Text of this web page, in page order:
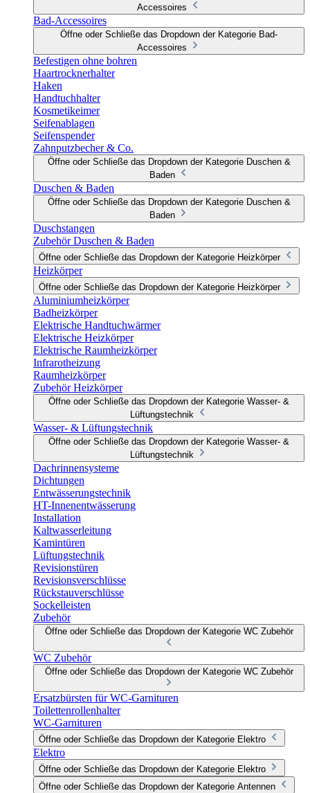
Accessoires
Bad-Accessoires
Öffne oder Schließe das Dropdown der Kategorie Bad-
Accessoires
Befestigen ohne bohren
Haartrocknerhalter
Haken
Handtuchhalter
Kosmetikeimer
Seifenablagen
Seifenspender
Zahnputzbecher & Co.
Öffne oder Schließe das Dropdown der Kategorie Duschen &
Baden
Duschen & Baden
Öffne oder Schließe das Dropdown der Kategorie Duschen &
Baden
Duschstangen
Zubehör Duschen & Baden
Öffne oder Schließe das Dropdown der Kategorie Heizkörper
Heizkörper
Öffne oder Schließe das Dropdown der Kategorie Heizkörper
Aluminiumheizkörper
Badheizkörper
Elektrische Handtuchwärmer
Elektrische Heizkörper
Elektrische Raumheizkörper
Infrarotheizung
Raumheizkörper
Zubehör Heizkörper
Öffne oder Schließe das Dropdown der Kategorie Wasser- &
Lüftungstechnik
Wasser- & Lüftungstechnik
Öffne oder Schließe das Dropdown der Kategorie Wasser- &
Lüftungstechnik
Dachrinnensysteme
Dichtungen
Entwässerungstechnik
HT-Innenentwässerung
Installation
Kaltwasserleitung
Kamintüren
Lüftungstechnik
Revisionstüren
Revisionsverschlüsse
Rückstauverschlüsse
Sockelleisten
Zubehör
Öffne oder Schließe das Dropdown der Kategorie WC Zubehör
WC Zubehör
Öffne oder Schließe das Dropdown der Kategorie WC Zubehör
Ersatzbürsten für WC-Garnituren
Toilettenrollenhalter
WC-Garnituren
Öffne oder Schließe das Dropdown der Kategorie Elektro
Elektro
Öffne oder Schließe das Dropdown der Kategorie Elektro
Öffne oder Schließe das Dropdown der Kategorie Antennen